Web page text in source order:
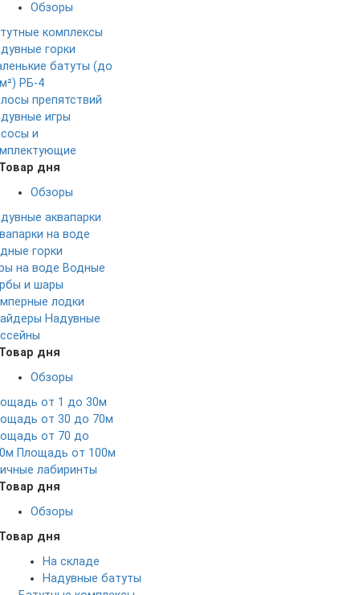
Обзоры
комплексы
горки
батуты (до
РБ-4
препятствий
игры
и
дня
Обзоры
аквапарки
на воде
горки
на воде Водные
и шары
лодки
Надувные
дня
Обзоры
от 1 до 30м
от 30 до 70м
от 70 до
Площадь от 100м
лабиринты
дня
Обзоры
дня
На складе
Надувные батуты